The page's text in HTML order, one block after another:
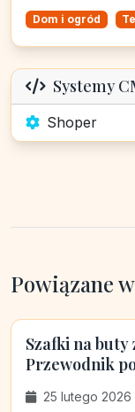
Dom i ogród
Systemy
Shoper
Powiązane
Szafki na buty
Przewodnik
25 lutego 2026